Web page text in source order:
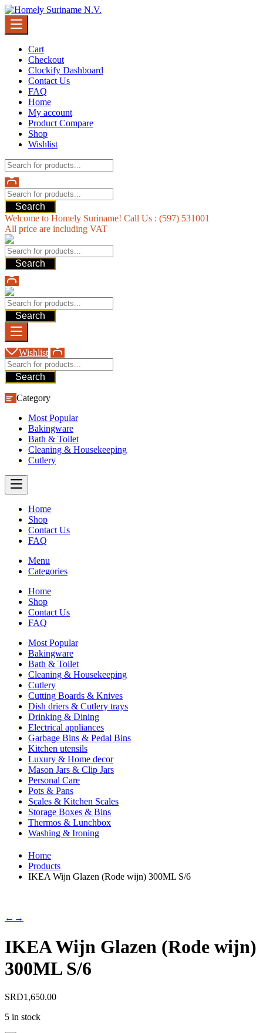
Skip
to
content
Cart
Checkout
Clockify Dashboard
Contact Us
FAQ
Home
My account
Product Compare
Shop
Wishlist
Search
Welcome to Homely Suriname! Call Us : (597) 531001
All price are including VAT
Search
Search
Wishlist
Search
Category
Most Popular
Bakingware
Bath & Toilet
Cleaning & Housekeeping
Cutlery
Home
Shop
Contact Us
FAQ
Menu
Categories
Home
Shop
Contact Us
FAQ
Most Popular
Bakingware
Bath & Toilet
Cleaning & Housekeeping
Cutlery
Cutting Boards & Knives
Dish driers & Cutlery trays
Drinking & Dining
Electrical appliances
Garbage Bins & Pedal Bins
Kitchen utensils
Luxury & Home decor
Mason Jars & Clip Jars
Personal Care
Pots & Pans
Scales & Kitchen Scales
Storage Boxes & Bins
Thermos & Lunchbox
Washing & Ironing
Home
Products
IKEA Wijn Glazen (Rode wijn) 300ML S/6
← →
IKEA Wijn Glazen (Rode wijn)
300ML S/6
SRD1,650.00
5 in stock